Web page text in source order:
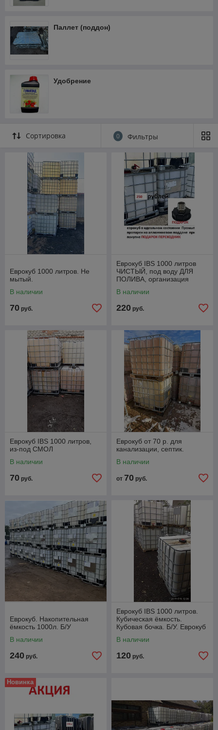
Паллет (поддон)
Удобрение
Сортировка 0 Фильтры
Еврокуб 1000 литров. Не
мытый.
В наличии
70 руб.
Еврокуб IBS 1000 литров
ЧИСТЫЙ, под воду ДЛЯ
ПОЛИВА, организация
нужд.
В наличии
220 руб.
Еврокуб IBS 1000 литров,
из-под СМОЛ
В наличии
70 руб.
Еврокуб от 70 р. для
канализации, септик.
В наличии
от 70 руб.
Еврокуб. Накопительная
ёмкость 1000л. Б/У
В наличии
240 руб.
Еврокуб IBS 1000 литров.
Кубическая ёмкость.
Кубовая бочка. Б/У. Еврокуб
В наличии
120 руб.
Новинка